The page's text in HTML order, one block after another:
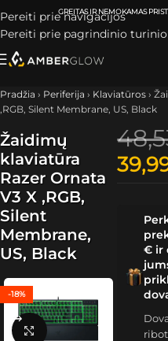
Pereiti prie navigacijos
Pereiti prie pagrindinio turinio
ATSIIMKITE UŽSAKYMĄ
Pradžia › Periferija › Klaviatūros ›
,RGB, Silent Membrane, US, Black
Žaidimų
klaviatūra
Razer Ornata
V3 X ,RGB,
Silent
Membrane,
US, Black
-18%
Spustelėkite, kad
€ ir